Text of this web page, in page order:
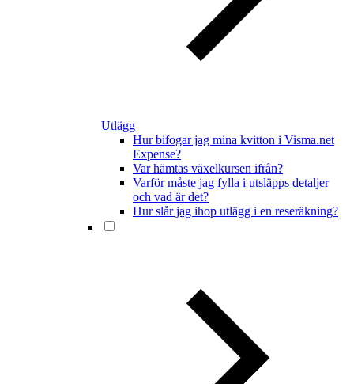
Utlägg
Hur bifogar jag mina kvitton i Visma.net
Expense?
Var hämtas växelkursen ifrån?
Varför måste jag fylla i utsläpps detaljer
och vad är det?
Hur slår jag ihop utlägg i en reseräkning?